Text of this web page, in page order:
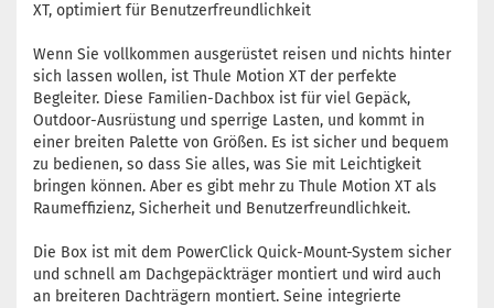
XT, optimiert für Benutzerfreundlichkeit
Wenn Sie vollkommen ausgerüstet reisen und nichts hinter
sich lassen wollen, ist Thule Motion XT der perfekte
Begleiter. Diese Familien-Dachbox ist für viel Gepäck,
Outdoor-Ausrüstung und sperrige Lasten, und kommt in
einer breiten Palette von Größen. Es ist sicher und bequem
zu bedienen, so dass Sie alles, was Sie mit Leichtigkeit
bringen können. Aber es gibt mehr zu Thule Motion XT als
Raumeffizienz, Sicherheit und Benutzerfreundlichkeit.
Die Box ist mit dem PowerClick Quick-Mount-System sicher
und schnell am Dachgepäckträger montiert und wird auch
an breiteren Dachträgern montiert. Seine integrierte